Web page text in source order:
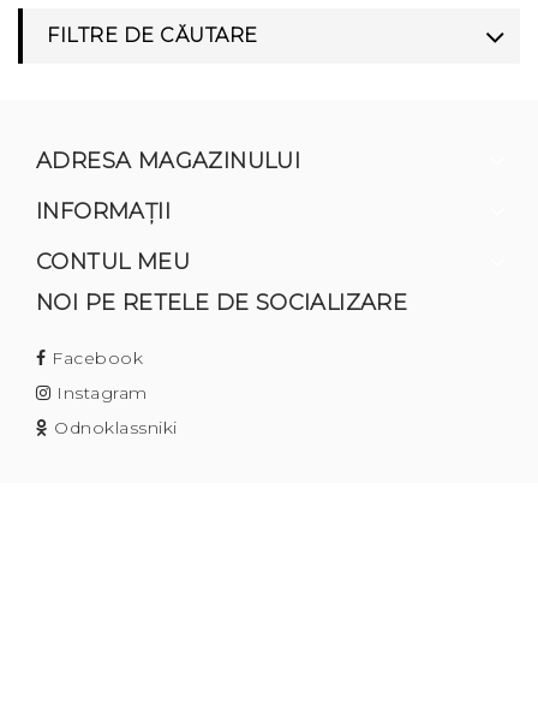
FILTRE DE CĂUTARE
ADRESA MAGAZINULUI
INFORMAŢII
CONTUL MEU
NOI PE RETELE DE SOCIALIZARE
Facebook
Instagram
Odnoklassniki